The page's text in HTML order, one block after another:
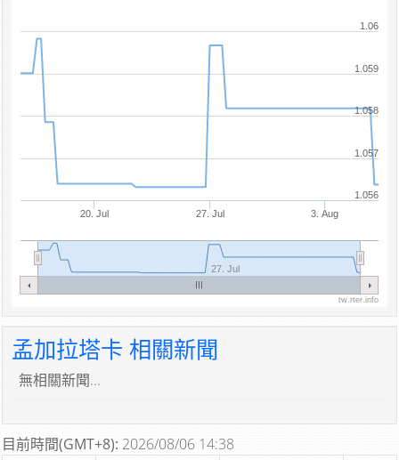
20. Jul 27. Jul 3. Aug
27. Jul
1.056
1.057
1.058
1.059
1.06
tw.rter.info
孟加拉塔卡 相關新聞
無相關新聞...
目前時間(GMT+8): 2026/08/06 14:38